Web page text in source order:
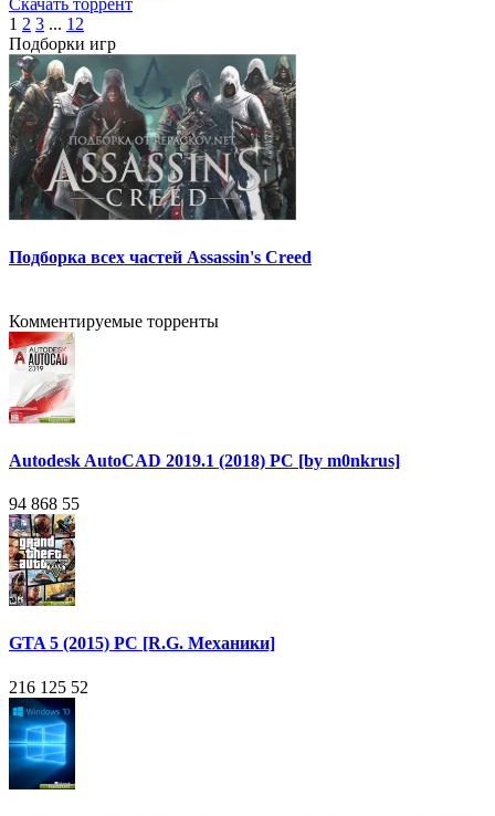
Скачать торрент
1 2 3 ... 12
Подборки игр
Подборка всех частей Assassin's Creed
Комментируемые торренты
Autodesk AutoCAD 2019.1 (2018) PC [by m0nkrus]
94 868 55
GTA 5 (2015) PC [R.G. Механики]
216 125 52